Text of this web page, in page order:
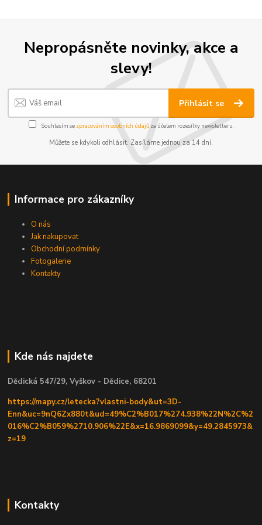
Nepropásněte novinky, akce a
slevy!
Přihlásit se
Souhlasím se zpracováním osobních údajůza účelem rozesílky newsletteru.
Můžete se kdykoli odhlásit. Zasíláme jednou za 14 dní.
Informace pro zákazníky
O nás
Jak nakupovat
Obchodní podmínky
Fotogalerie
Kontakty
Kde nás najdete
Dědická 547/29, Vyškov - Dědice, 68201
https://mapy.cz/letecka?vlastni-body&ut=3D-
Enn&uc=9nQ6Zx880t&ud=49%C2%B017%274.938%22N%2C%2
016%C2%B059%2710.906%22E&x=16.9869099&y=49.2845973&
z=19
Kontakty